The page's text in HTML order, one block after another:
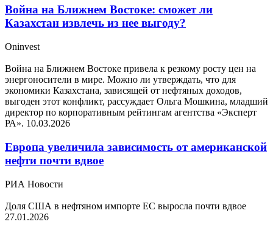
Война на Ближнем Востоке: сможет ли
Казахстан извлечь из нее выгоду?
Oninvest
Война на Ближнем Востоке привела к резкому росту цен на
энергоносители в мире. Можно ли утверждать, что для
экономики Казахстана, зависящей от нефтяных доходов,
выгоден этот конфликт, рассуждает Ольга Мошкина, младший
директор по корпоративным рейтингам агентства «Эксперт
РА». 10.03.2026
Европа увеличила зависимость от американской
нефти почти вдвое
РИА Новости
Доля США в нефтяном импорте ЕС выросла почти вдвое
27.01.2026